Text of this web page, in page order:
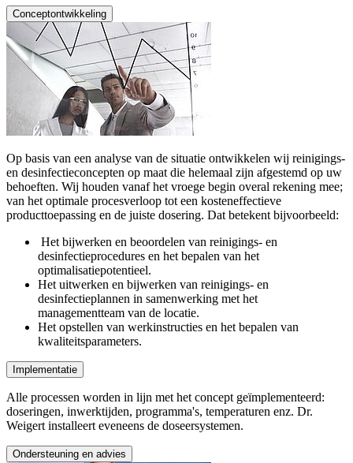
Conceptontwikkeling
Op basis van een analyse van de situatie ontwikkelen wij reinigings-
en desinfectieconcepten op maat die helemaal zijn afgestemd op uw
behoeften. Wij houden vanaf het vroege begin overal rekening mee;
van het optimale procesverloop tot een kosteneffectieve
producttoepassing en de juiste dosering. Dat betekent bijvoorbeeld:
Het bijwerken en beoordelen van reinigings- en
desinfectieprocedures en het bepalen van het
optimalisatiepotentieel.
Het uitwerken en bijwerken van reinigings- en
desinfectieplannen in samenwerking met het
managementteam van de locatie.
Het opstellen van werkinstructies en het bepalen van
kwaliteitsparameters.
Implementatie
Alle processen worden in lijn met het concept geïmplementeerd:
doseringen, inwerktijden, programma's, temperaturen enz. Dr.
Weigert installeert eveneens de doseersystemen.
Ondersteuning en advies